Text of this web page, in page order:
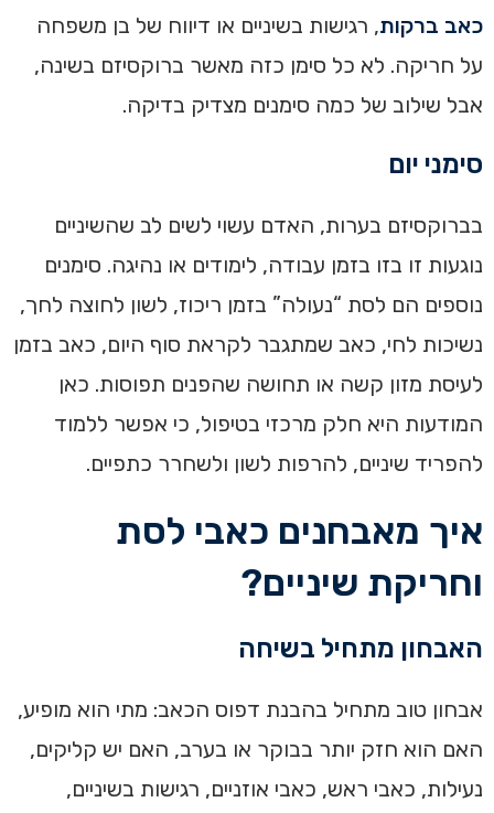
כאב ברקות, רגישות בשיניים או דיווח של בן משפחה
על חריקה. לא כל סימן כזה מאשר ברוקסיזם בשינה,
אבל שילוב של כמה סימנים מצדיק בדיקה.
סימני יום
בברוקסיזם בערות, האדם עשוי לשים לב שהשיניים
נוגעות זו בזו בזמן עבודה, לימודים או נהיגה. סימנים
נוספים הם לסת “נעולה” בזמן ריכוז, לשון לחוצה לחך,
נשיכות לחי, כאב שמתגבר לקראת סוף היום, כאב בזמן
לעיסת מזון קשה או תחושה שהפנים תפוסות. כאן
המודעות היא חלק מרכזי בטיפול, כי אפשר ללמוד
להפריד שיניים, להרפות לשון ולשחרר כתפיים.
איך מאבחנים כאבי לסת
וחריקת שיניים?
האבחון מתחיל בשיחה
אבחון טוב מתחיל בהבנת דפוס הכאב: מתי הוא מופיע,
האם הוא חזק יותר בבוקר או בערב, האם יש קליקים,
נעילות, כאבי ראש, כאבי אוזניים, רגישות בשיניים,